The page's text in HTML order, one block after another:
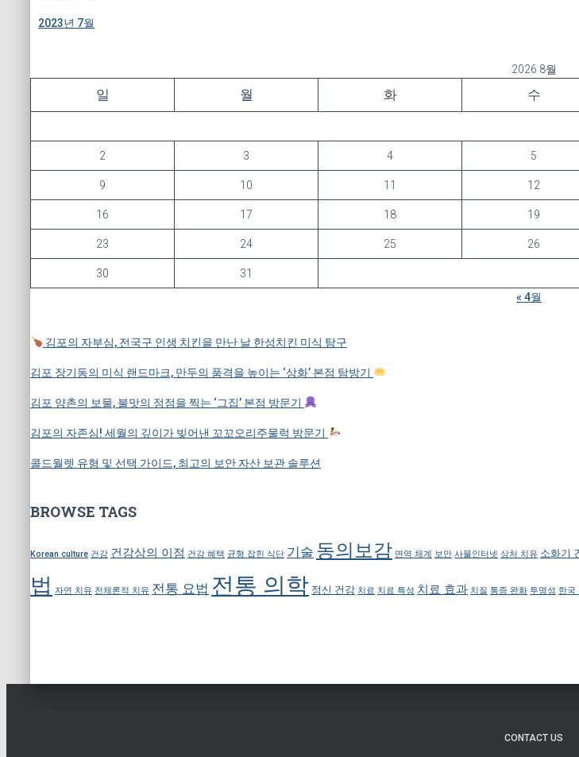
2023년 7월
2026 8월
일 월 화 수
2 3 4 5
9 10 11 12
16 17 18 19
23 24 25 26
30
31
« 4월
김포의 자부심, 전국구 인생 치킨을 만난 날 한성치킨 미식 탐구
김포 장기동의 미식 랜드마크, 만두의 품격을 높이는 ‘상화’ 본점 탐방기
김포 양촌의 보물, 불맛의 정점을 찍는 ‘그집’ 본점 방문기
김포의 자존심! 세월의 깊이가 빚어낸 꼬꼬오리주물럭 방문기
콜드월렛 유형 및 선택 가이드, 최고의 보안 자산 보관 솔루션
BROWSE TAGS
Korean culture 건강 건강상의 이점 건강 혜택 균형 잡힌 식단 기술 동의보감 면역 체계 보안 사물인터넷 상처 치유 소화기
법
자연 치유 전체론적 치유 전통 요법 전통 의학 정신 건강 치료 치료 특성 치료 효과 치질 통증 완화 투명성 한국
CONTACT US